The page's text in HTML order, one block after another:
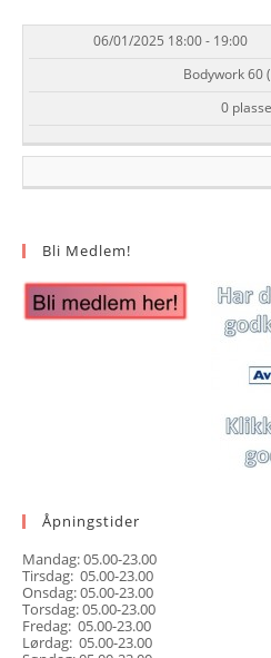
DATO/TID EVENT
06/01/2025 18:00 - 19:00
Bodywork 60
0
Bli Medlem!
Åpningstider
Mandag: 05.00-23.00
Tirsdag: 05.00-23.00
Onsdag: 05.00-23.00
Torsdag: 05.00-23.00
Fredag: 05.00-23.00
Lørdag: 05.00-23.00